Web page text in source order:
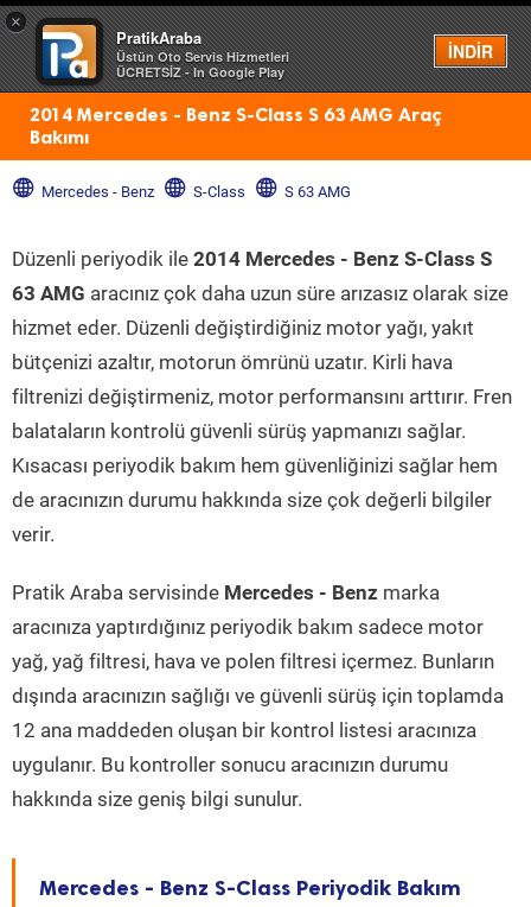
×
PratikAraba
Üstün Oto Servis Hizmetleri
ÜCRETSİZ - In Google Play
İNDİR
Menü
2014 Mercedes - Benz S-Class S 63 AMG Araç
Bakımı
Mercedes - Benz S-Class S 63 AMG
Düzenli periyodik ile 2014 Mercedes - Benz S-Class S
63 AMG aracınız çok daha uzun süre arızasız olarak size
hizmet eder. Düzenli değiştirdiğiniz motor yağı, yakıt
bütçenizi azaltır, motorun ömrünü uzatır. Kirli hava
filtrenizi değiştirmeniz, motor performansını arttırır. Fren
balataların kontrolü güvenli sürüş yapmanızı sağlar.
Kısacası periyodik bakım hem güvenliğinizi sağlar hem
de aracınızın durumu hakkında size çok değerli bilgiler
verir.
Pratik Araba servisinde Mercedes - Benz marka
aracınıza yaptırdığınız periyodik bakım sadece motor
yağ, yağ filtresi, hava ve polen filtresi içermez. Bunların
dışında aracınızın sağlığı ve güvenli sürüş için toplamda
12 ana maddeden oluşan bir kontrol listesi aracınıza
uygulanır. Bu kontroller sonucu aracınızın durumu
hakkında size geniş bilgi sunulur.
Mercedes - Benz S-Class Periyodik Bakım